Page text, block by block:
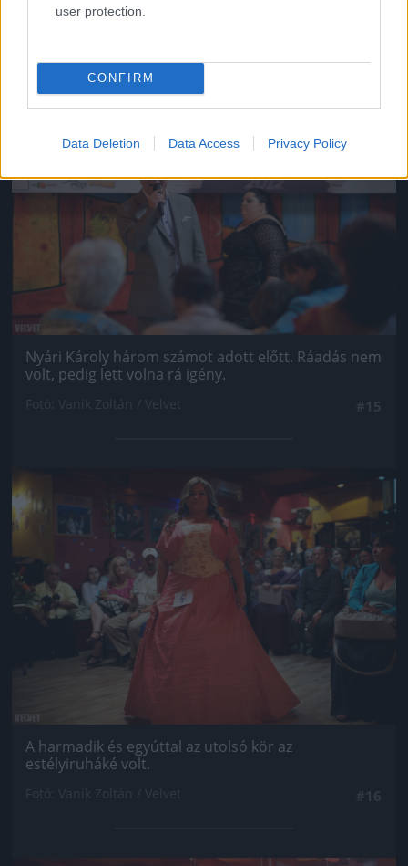
user protection.
CONFIRM
Data Deletion Data Access Privacy Policy
Fotó: Vanik Zoltán / Velvet
Jön még kép!
Nyári Károly három számot adott előtt. Ráadás nem
volt, pedig lett volna rá igény.
Jön még kép!
A harmadik és egyúttal az utolsó kör az
estélyiruháké volt.